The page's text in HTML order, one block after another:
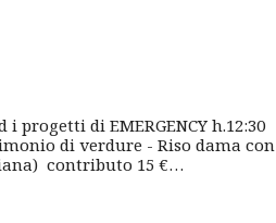
progetti di EMERGENCY h.12:30
di verdure - Riso dama con
contributo 15 €…